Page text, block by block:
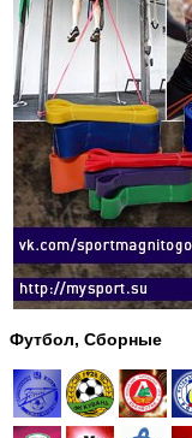
Футбол, Сборные